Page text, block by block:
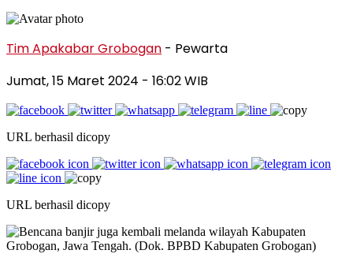
Tim Apakabar Grobogan - Pewarta
Jumat, 15 Maret 2024 - 16:02 WIB
URL berhasil dicopy
URL berhasil dicopy